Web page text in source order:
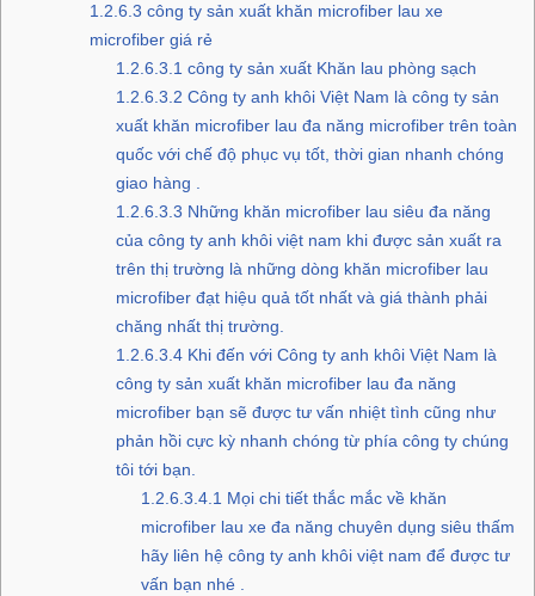
1.2.6.3 công ty sản xuất khăn microfiber lau xe
microfiber giá rẻ
1.2.6.3.1 công ty sản xuất Khăn lau phòng sạch
1.2.6.3.2 Công ty anh khôi Việt Nam là công ty sản
xuất khăn microfiber lau đa năng microfiber trên toàn
quốc với chế độ phục vụ tốt, thời gian nhanh chóng
giao hàng .
1.2.6.3.3 Những khăn microfiber lau siêu đa năng
của công ty anh khôi việt nam khi được sản xuất ra
trên thị trường là những dòng khăn microfiber lau
microfiber đạt hiệu quả tốt nhất và giá thành phải
chăng nhất thị trường.
1.2.6.3.4Khi đến với Công ty anh khôi Việt Nam là
công ty sản xuất khăn microfiber lau đa năng
microfiber bạn sẽ được tư vấn nhiệt tình cũng như
phản hồi cực kỳ nhanh chóng từ phía công ty chúng
tôi tới bạn.
1.2.6.3.4.1 Mọi chi tiết thắc mắc về khăn
microfiber lau xe đa năng chuyên dụng siêu thấm
hãy liên hệ công ty anh khôi việt nam để được tư
vấn bạn nhé .